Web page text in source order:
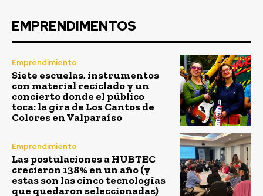
EMPRENDIMENTOS
Emprendimiento
Siete escuelas, instrumentos
con material reciclado y un
concierto donde el público
toca: la gira de Los Cantos de
Colores en Valparaíso
Emprendimiento
Las postulaciones a HUBTEC
crecieron 138% en un año (y
estas son las cinco tecnologías
que quedaron seleccionadas)